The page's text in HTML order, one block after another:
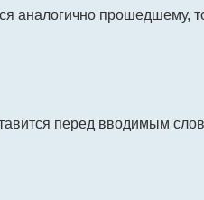
аналогично прошедшему,
перед вводимым